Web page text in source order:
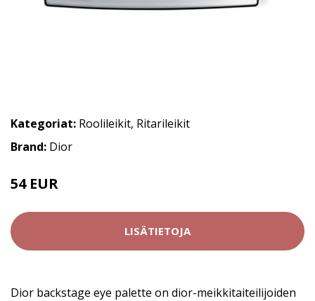
Kategoriat: Roolileikit, Ritarileikit
Brand: Dior
54 EUR
LISÄTIETOJA
Dior backstage eye palette on dior-meikkitaiteilijoiden